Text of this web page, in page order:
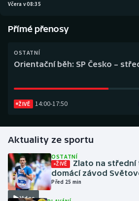
Box
Curling
Florbal
Futsal
Golf
Gymnastika
Házená
Včera v 08:35
Přímé přenosy
OSTATNÍ
Orientační běh: SP Česko –
ŽIVĚ 14:00-17:50
Aktuality ze sportu
Video
OSTATNÍ
ŽIVĚ
Zlato na
domácí závod
Před 25 min